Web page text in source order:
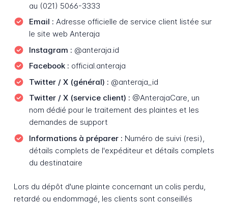
au (021) 5066-3333
Email : Adresse officielle de service client listée sur
le site web Anteraja
Instagram : @anteraja.id
Facebook : official.anteraja
Twitter / X (général) : @anteraja_id
Twitter / X (service client) : @AnterajaCare, un
nom dédié pour le traitement des plaintes et les
demandes de support
Informations à préparer : Numéro de suivi (resi),
détails complets de l'expéditeur et détails complets
du destinataire
Lors du dépôt d'une plainte concernant un colis perdu,
retardé ou endommagé, les clients sont conseillés